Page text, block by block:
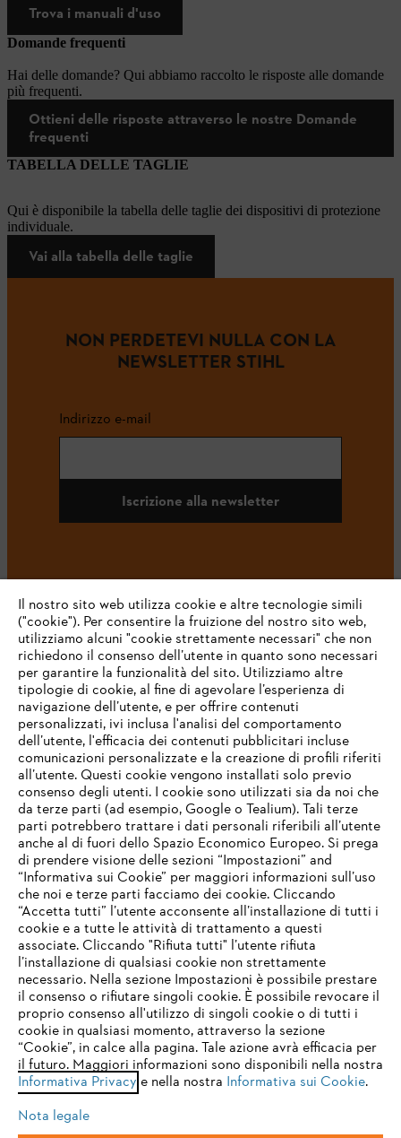
Trova i manuali d'uso
Domande frequenti
Hai delle domande? Qui abbiamo raccolto le risposte alle domande
più frequenti.
Ottieni delle risposte attraverso le nostre Domande
frequenti
TABELLA DELLE TAGLIE
Qui è disponibile la tabella delle taglie dei dispositivi di protezione
individuale.
Vai alla tabella delle taglie
NON PERDETEVI NULLA CON LA
NEWSLETTER STIHL
Indirizzo e-mail
Iscrizione alla newsletter
#STIHL
L’azienda
STIHL FAQ
Service
Termini e condizioni generali Privacy policy
Note legali Cookies Informazioni legali
Andreas STIHL S.p.A. - Viale delle Industrie, 15
20040 Cambiago (MI)
Email:info@stihl.it
IHR BROWSER WIRD NICHT
UNTERSTÜTZT
Sie nutzen einen Browser, den wir noch nicht unterstützen. Für
eine optimale Nutzung unserer Seite empfehlen wir Ihnen, zu
einem der folgenden Browser zu wechseln:
firefox chrome
Il nostro sito web utilizza cookie e altre tecnologie simili
("cookie"). Per consentire la fruizione del nostro sito web,
utilizziamo alcuni "cookie strettamente necessari" che non
richiedono il consenso dell’utente in quanto sono necessari
per garantire la funzionalità del sito. Utilizziamo altre
tipologie di cookie, al fine di agevolare l’esperienza di
navigazione dell’utente, e per offrire contenuti
personalizzati, ivi inclusa l'analisi del comportamento
dell’utente, l'efficacia dei contenuti pubblicitari incluse
comunicazioni personalizzate e la creazione di profili riferiti
all’utente. Questi cookie vengono installati solo previo
consenso degli utenti. I cookie sono utilizzati sia da noi che
da terze parti (ad esempio, Google o Tealium). Tali terze
parti potrebbero trattare i dati personali riferibili all’utente
anche al di fuori dello Spazio Economico Europeo. Si prega
di prendere visione delle sezioni “Impostazioni” and
“Informativa sui Cookie” per maggiori informazioni sull’uso
che noi e terze parti facciamo dei cookie. Cliccando
“Accetta tutti” l’utente acconsente all’installazione di tutti i
cookie e a tutte le attività di trattamento a questi
associate. Cliccando "Rifiuta tutti" l’utente rifiuta
l’installazione di qualsiasi cookie non strettamente
necessario. Nella sezione Impostazioni è possibile prestare
il consenso o rifiutare singoli cookie. È possibile revocare il
proprio consenso all'utilizzo di singoli cookie o di tutti i
cookie in qualsiasi momento, attraverso la sezione
“Cookie”, in calce alla pagina. Tale azione avrà efficacia per
il futuro. Maggiori informazioni sono disponibili nella nostra
Informativa Privacy e nella nostra Informativa sui Cookie.
Nota legale